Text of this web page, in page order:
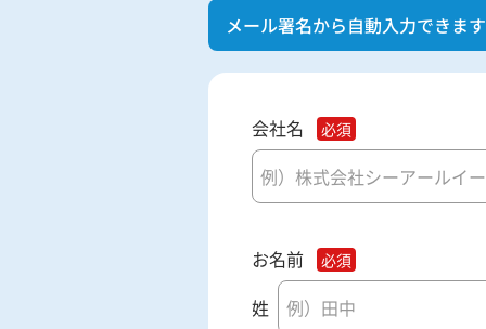
メール署名から自動入力できます
会社名
お名前
姓